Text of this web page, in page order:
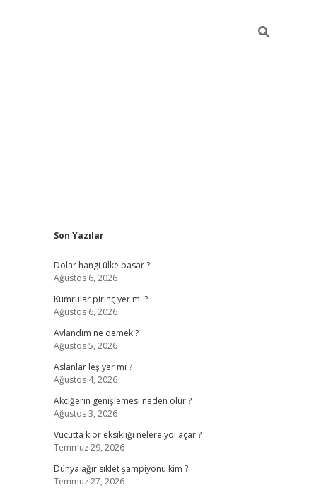
Sidebar
Son Yazılar
Dolar hangi ülke basar ?
Ağustos 6, 2026
Kumrular pirinç yer mi ?
Ağustos 6, 2026
Avlandım ne demek ?
Ağustos 5, 2026
Aslanlar leş yer mi ?
Ağustos 4, 2026
Akciğerin genişlemesi neden olur ?
Ağustos 3, 2026
Vücutta klor eksikliği nelere yol açar ?
Temmuz 29, 2026
Dünya ağır sıklet şampiyonu kim ?
Temmuz 27, 2026